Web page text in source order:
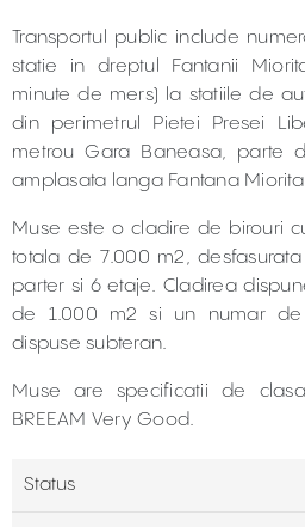
Transportul public include
statie in dreptul Fantanii
minute de mers) la statiile de
din perimetrul Pietei Presei
metrou Gara Baneasa, parte
amplasata langa Fantana
Muse este o cladire de birouri
totala de 7.000 m2,
parter si 6 etaje. Cladirea
de 1.000 m2 si un numar
dispuse subteran.
Muse are specificatii de
BREEAM Very Good.
Status